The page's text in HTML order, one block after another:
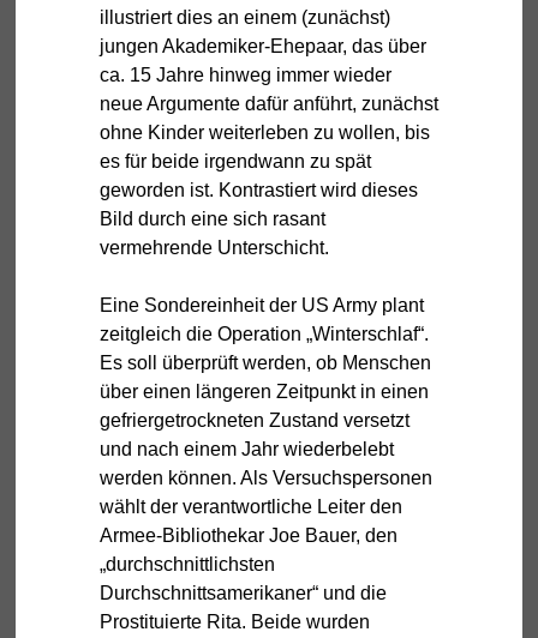
illustriert dies an einem (zunächst)
jungen Akademiker-Ehepaar, das über
ca. 15 Jahre hinweg immer wieder
neue Argumente dafür anführt, zunächst
ohne Kinder weiterleben zu wollen, bis
es für beide irgendwann zu spät
geworden ist. Kontrastiert wird dieses
Bild durch eine sich rasant
vermehrende Unterschicht.
Eine Sondereinheit der US Army plant
zeitgleich die Operation „Winterschlaf“.
Es soll überprüft werden, ob Menschen
über einen längeren Zeitpunkt in einen
gefriergetrockneten Zustand versetzt
und nach einem Jahr wiederbelebt
werden können. Als Versuchspersonen
wählt der verantwortliche Leiter den
Armee-Bibliothekar Joe Bauer, den
„durchschnittlichsten
Durchschnittsamerikaner“ und die
Prostituierte Rita. Beide wurden